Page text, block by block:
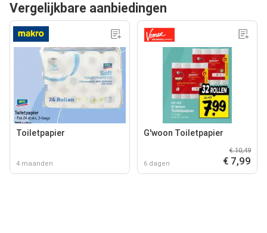
Vergelijkbare aanbiedingen
Toiletpapier
4 maanden
G'woon Toiletpapier
6 dagen
€ 10,49
€ 7,99